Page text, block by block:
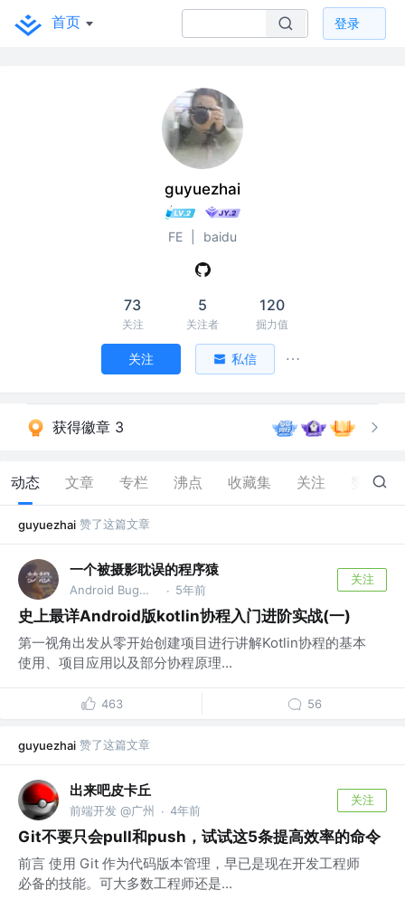
首页 登录
guyuezhai
FE baidu
73
关注
5
关注者
120
掘力值
关注 私信
获得徽章 3
动态 文章 专栏 沸点 收藏集 关注 205
guyuezhai 赞了这篇文章
一个被摄影耽误的程序猿
Android Bug制造机 · 5年前
关注
史上最详Android版kotlin协程入门进阶实战(一)
第一视角出发从零开始创建项目进行讲解Kotlin协程的基本
使用、项目应用以及部分协程原理...
463 56
guyuezhai 赞了这篇文章
出来吧皮卡丘
前端开发 @广州 · 4年前
关注
Git不要只会pull和push，试试这5条提高效率的命令
前言 使用 Git 作为代码版本管理，早已是现在开发工程师
必备的技能。可大多数工程师还是...